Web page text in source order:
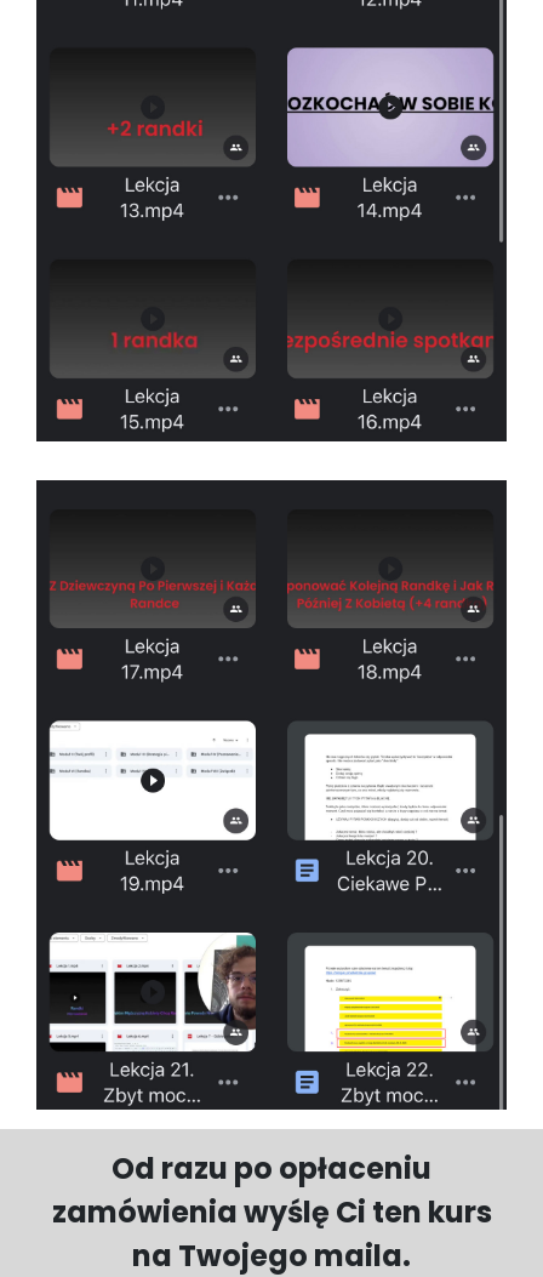
Od razu po opłaceniu
zamówienia wyślę Ci ten kurs
na Twojego maila.